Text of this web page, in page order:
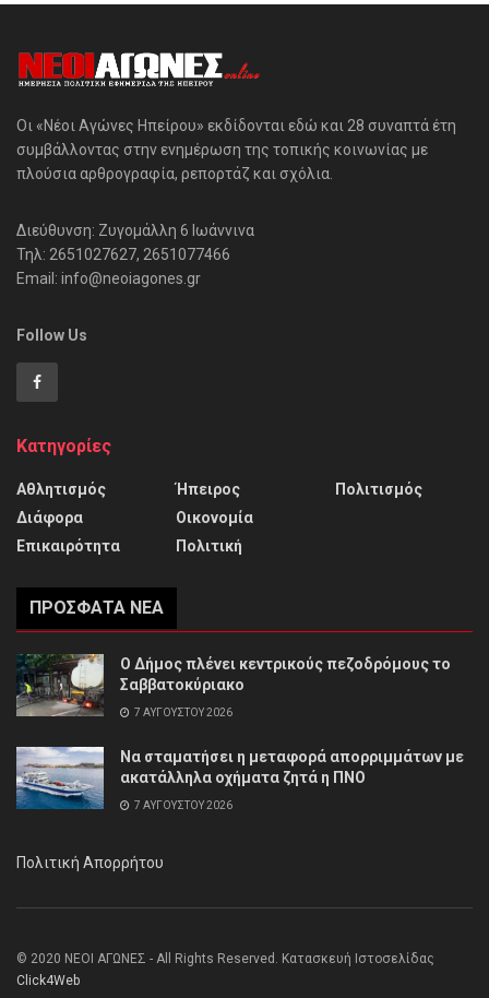
Οι «Νέοι Αγώνες Ηπείρου» εκδίδονται εδώ και 28 συναπτά έτη
συμβάλλοντας στην ενημέρωση της τοπικής κοινωνίας με
πλούσια αρθρογραφία, ρεπορτάζ και σχόλια.
Διεύθυνση: Ζυγομάλλη 6 Ιωάννινα
Τηλ: 2651027627, 2651077466
Email: info@neoiagones.gr
Follow Us
Κατηγορίες
Αθλητισμός
Διάφορα
Επικαιρότητα
Ήπειρος
Οικονομία
Πολιτική
Πολιτισμός
ΠΡΌΣΦΑΤΑ ΝΈΑ
Ο Δήμος πλένει κεντρικούς πεζοδρόμους το
Σαββατοκύριακο
7 ΑΥΓΟΎΣΤΟΥ 2026
Να σταματήσει η μεταφορά απορριμμάτων με
ακατάλληλα οχήματα ζητά η ΠΝΟ
7 ΑΥΓΟΎΣΤΟΥ 2026
Πολιτική Απορρήτου
© 2020 ΝΕΟΙ ΑΓΩΝΕΣ - All Rights Reserved. Κατασκευή Ιστοσελίδας
Click4Web